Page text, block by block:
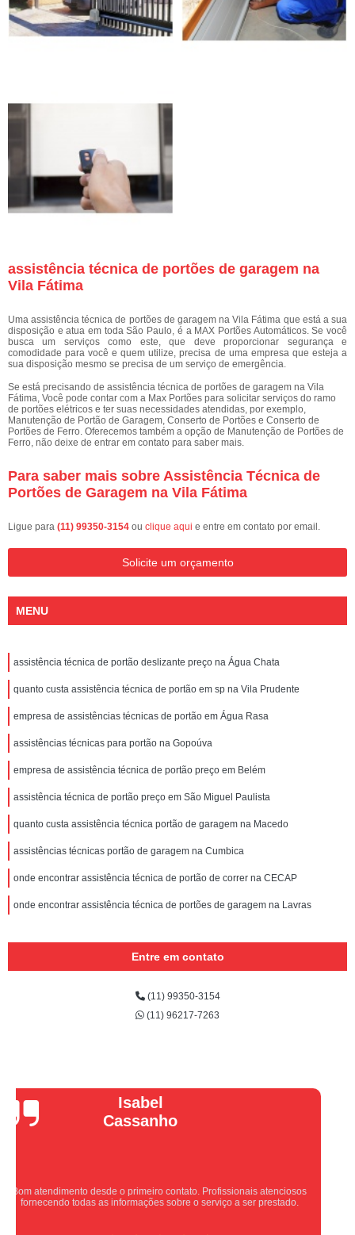
assistência técnica de portões de garagem na
Vila Fátima
Uma assistência técnica de portões de garagem na Vila Fátima que está a sua
disposição e atua em toda São Paulo, é a MAX Portões Automáticos. Se você
busca um serviços como este, que deve proporcionar segurança e
comodidade para você e quem utilize, precisa de uma empresa que esteja a
sua disposição mesmo se precisa de um serviço de emergência.
Se está precisando de assistência técnica de portões de garagem na Vila
Fátima, Você pode contar com a Max Portões para solicitar serviços do ramo
de portões elétricos e ter suas necessidades atendidas, por exemplo,
Manutenção de Portão de Garagem, Conserto de Portões e Conserto de
Portões de Ferro. Oferecemos também a opção de Manutenção de Portões de
Ferro, não deixe de entrar em contato para saber mais.
Para saber mais sobre Assistência Técnica de
Portões de Garagem na Vila Fátima
Ligue para (11) 99350-3154 ou clique aqui e entre em contato por email.
Solicite um orçamento
MENU
assistência técnica de portão deslizante preço na Água Chata
quanto custa assistência técnica de portão em sp na Vila Prudente
empresa de assistências técnicas de portão em Água Rasa
assistências técnicas para portão na Gopoúva
empresa de assistência técnica de portão preço em Belém
assistência técnica de portão preço em São Miguel Paulista
quanto custa assistência técnica portão de garagem na Macedo
assistências técnicas portão de garagem na Cumbica
onde encontrar assistência técnica de portão de correr na CECAP
onde encontrar assistência técnica de portões de garagem na Lavras
Entre em contato
(11) 99350-3154
(11) 96217-7263
Vera Maria
Equipe nota 10, trabalho rápido com excelência , super organizados.
Super indico.